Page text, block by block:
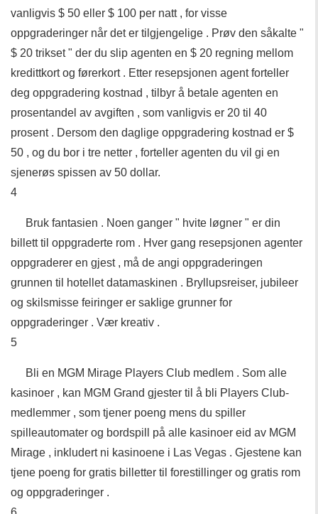
vanligvis $ 50 eller $ 100 per natt , for visse
oppgraderinger når det er tilgjengelige . Prøv den såkalte "
$ 20 trikset " der du slip agenten en $ 20 regning mellom
kredittkort og førerkort . Etter resepsjonen agent forteller
deg oppgradering kostnad , tilbyr å betale agenten en
prosentandel av avgiften , som vanligvis er 20 til 40
prosent . Dersom den daglige oppgradering kostnad er $
50 , og du bor i tre netter , forteller agenten du vil gi en
sjenerøs spissen av 50 dollar.
4
Bruk fantasien . Noen ganger " hvite løgner " er din
billett til oppgraderte rom . Hver gang resepsjonen agenter
oppgraderer en gjest , må de angi oppgraderingen
grunnen til hotellet datamaskinen . Bryllupsreiser, jubileer
og skilsmisse feiringer er saklige grunner for
oppgraderinger . Vær kreativ .
5
Bli en MGM Mirage Players Club medlem . Som alle
kasinoer , kan MGM Grand gjester til å bli Players Club-
medlemmer , som tjener poeng mens du spiller
spilleautomater og bordspill på alle kasinoer eid av MGM
Mirage , inkludert ni kasinoene i Las Vegas . Gjestene kan
tjene poeng for gratis billetter til forestillinger og gratis rom
og oppgraderinger .